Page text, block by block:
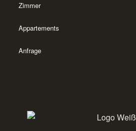
Zimmer
Appartements
Anfrage